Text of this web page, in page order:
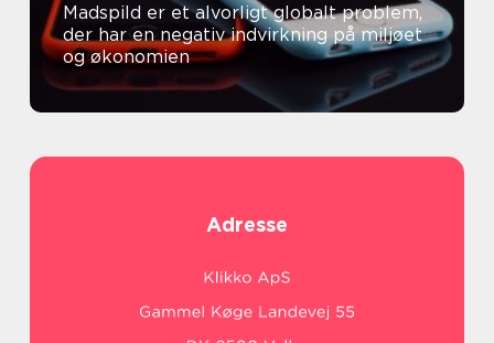
Madspild er et alvorligt globalt problem,
der har en negativ indvirkning på miljøet
og økonomien
Adresse